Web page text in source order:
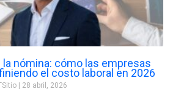
la nómina: cómo las empresas
el costo laboral en 2026
28 abril, 2026